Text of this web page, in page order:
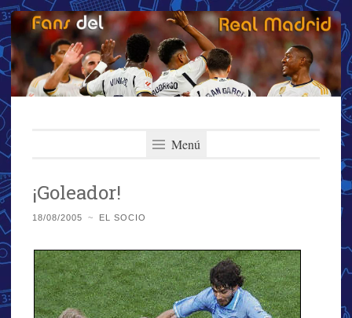
Menú
¡Goleador!
18/08/2005 ~ EL SOCIO